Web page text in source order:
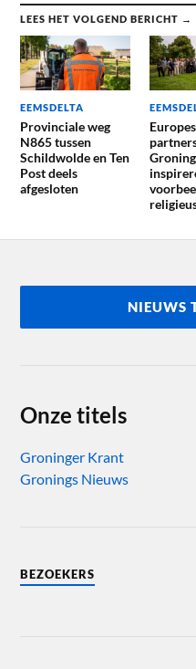
LEES HET VOLGEND BERICHT →
EEMSDELTA
Provinciale weg
N865 tussen
Schildwolde en Ten
Post deels
afgesloten
NIEUWS
Onze titels
Groninger Krant
Gronings Nieuws
BEZOEKERS